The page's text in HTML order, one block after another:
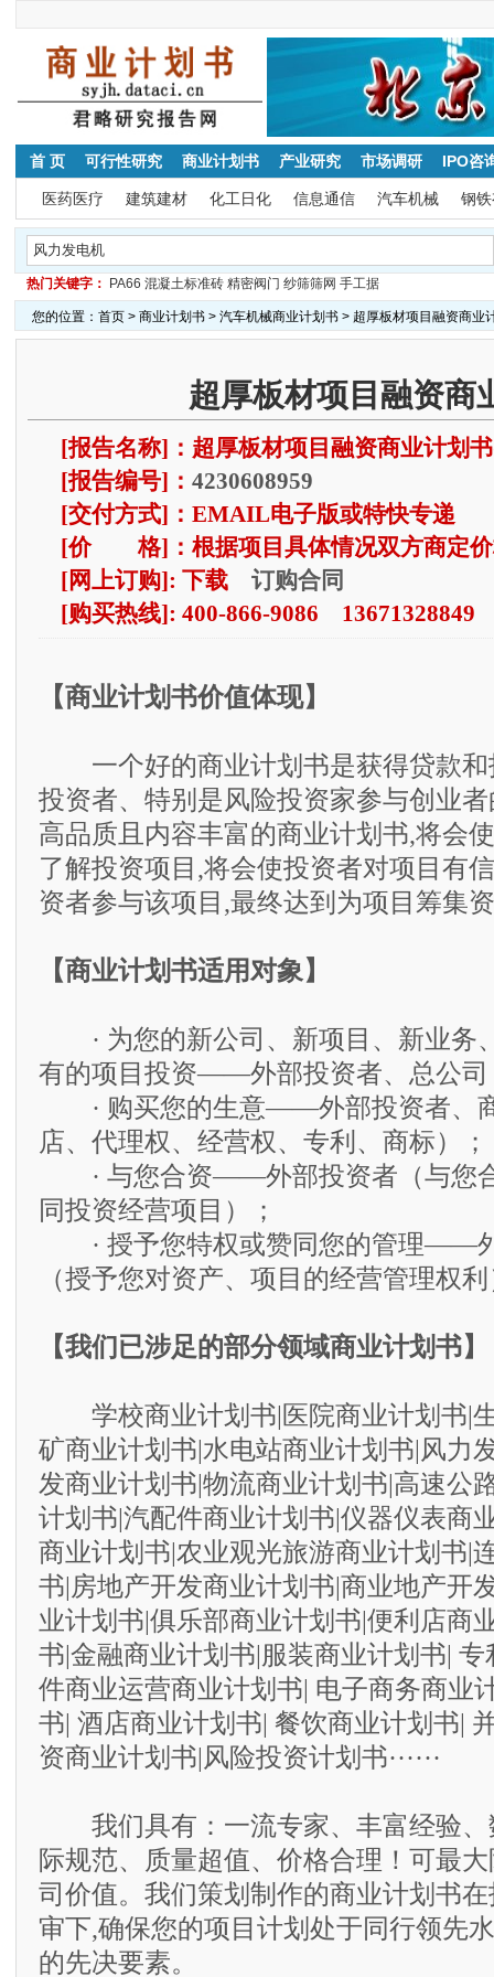
首 页 可行性研究 商业计划书 产业研究 市场调研 IPO咨
医药医疗 建筑建材 化工日化 信息通信 汽车机械 钢
热门关键字： PA66 混凝土标准砖 精密阀门 纱筛筛网 手工据
您的位置： 首页> 商业计划书> 汽车机械商业计划书> 超厚板材项目融资商业
超厚板材项目融资商
[报告名称]：超厚板材项目融资商业计划
[报告编号]： 4230608959
[交付方式]：EMAIL电子版或特快专递
[价 格]：根据项目具体情况双方商定
[网上订购]: 下载 订购合同
[购买热线]: 400-866-9086 13671328849
【商业计划书价值体现】
一个好的商业计划书是获得贷款和
投资者、特别是风险投资家参与创业
高品质且内容丰富的商业计划书,将会
了解投资项目,将会使投资者对项目有
资者参与该项目,最终达到为项目筹集
【商业计划书适用对象】
· 为您的新公司、新项目、新业务
有的项目投资——外部投资者、总公司
· 购买您的生意——外部投资者、商
店、代理权、经营权、专利、商标）；
· 与您合资——外部投资者（与您合
同投资经营项目）；
· 授予您特权或赞同您的管理——
（授予您对资产、项目的经营管理权
【我们已涉足的部分领域商业计划书】
学校商业计划书|医院商业计划书|
矿商业计划书|水电站商业计划书|风力
发商业计划书|物流商业计划书|高速公
计划书|汽配件商业计划书|仪器仪表商
商业计划书|农业观光旅游商业计划书|
书|房地产开发商业计划书|商业地产开
业计划书|俱乐部商业计划书|便利店商
书|金融商业计划书|服装商业计划书|
件商业运营商业计划书| 电子商务商业
书| 酒店商业计划书| 餐饮商业计划书|
资商业计划书|风险投资计划书······
我们具有：一流专家、丰富经验、
际规范、质量超值、价格合理！可最
司价值。我们策划制作的商业计划书
审下,确保您的项目计划处于同行领先
的先决要素。